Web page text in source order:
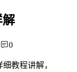
解
0
教程讲解，